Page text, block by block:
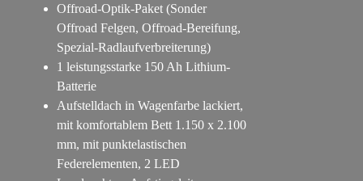
Offroad-Optik-Paket (Sonder
Offroad Felgen, Offroad-Bereifung,
Spezial-Radlaufverbreiterung)
1 leistungsstarke 150 Ah Lithium-
Batterie
Aufstelldach in Wagenfarbe lackiert,
mit komfortablem Bett 1.150 x 2.100
mm, mit punktelastischen
Federelementen, 2 LED